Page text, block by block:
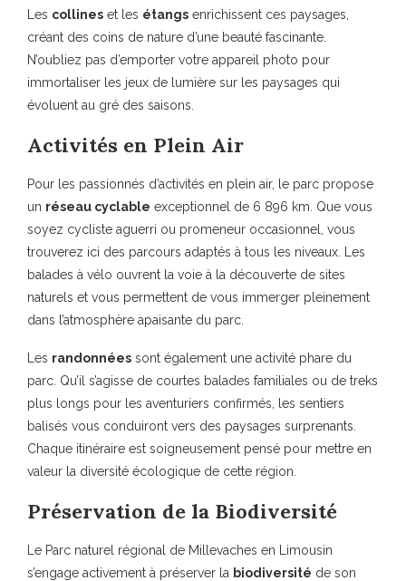
Les collines et les étangs enrichissent ces paysages,
créant des coins de nature d’une beauté fascinante.
N’oubliez pas d’emporter votre appareil photo pour
immortaliser les jeux de lumière sur les paysages qui
évoluent au gré des saisons.
Activités en Plein Air
Pour les passionnés d’activités en plein air, le parc propose
un réseau cyclable exceptionnel de 6 896 km. Que vous
soyez cycliste aguerri ou promeneur occasionnel, vous
trouverez ici des parcours adaptés à tous les niveaux. Les
balades à vélo ouvrent la voie à la découverte de sites
naturels et vous permettent de vous immerger pleinement
dans l’atmosphère apaisante du parc.
Les randonnées sont également une activité phare du
parc. Qu’il s’agisse de courtes balades familiales ou de treks
plus longs pour les aventuriers confirmés, les sentiers
balisés vous conduiront vers des paysages surprenants.
Chaque itinéraire est soigneusement pensé pour mettre en
valeur la diversité écologique de cette région.
Préservation de la Biodiversité
Le Parc naturel régional de Millevaches en Limousin
s’engage activement à préserver la biodiversité de son